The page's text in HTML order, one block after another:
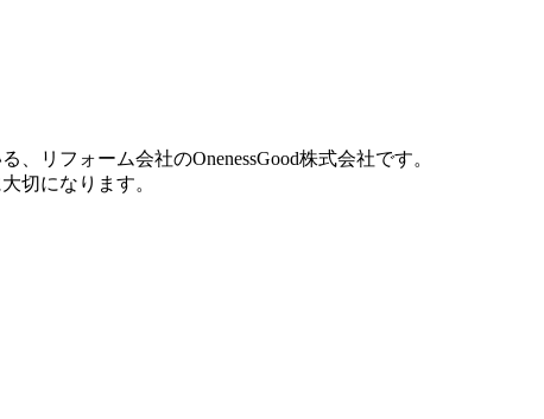
リフォーム会社のOnenessGood株式会社です。
切になります。